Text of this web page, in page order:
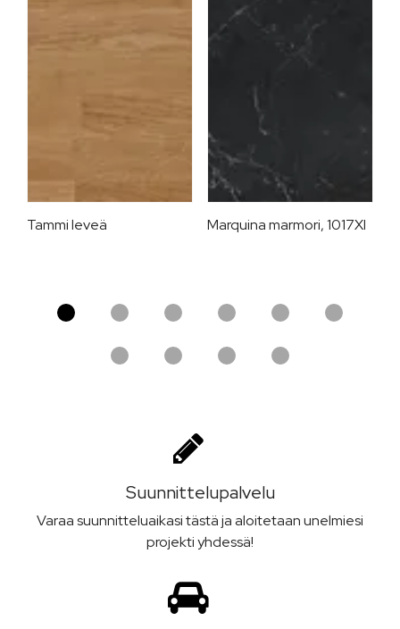
Tammi leveä Marquina marmori, 1017XI
Suunnittelu­palvelu
Varaa suunnitteluaikasi tästä ja aloitetaan unelmiesi
projekti yhdessä!